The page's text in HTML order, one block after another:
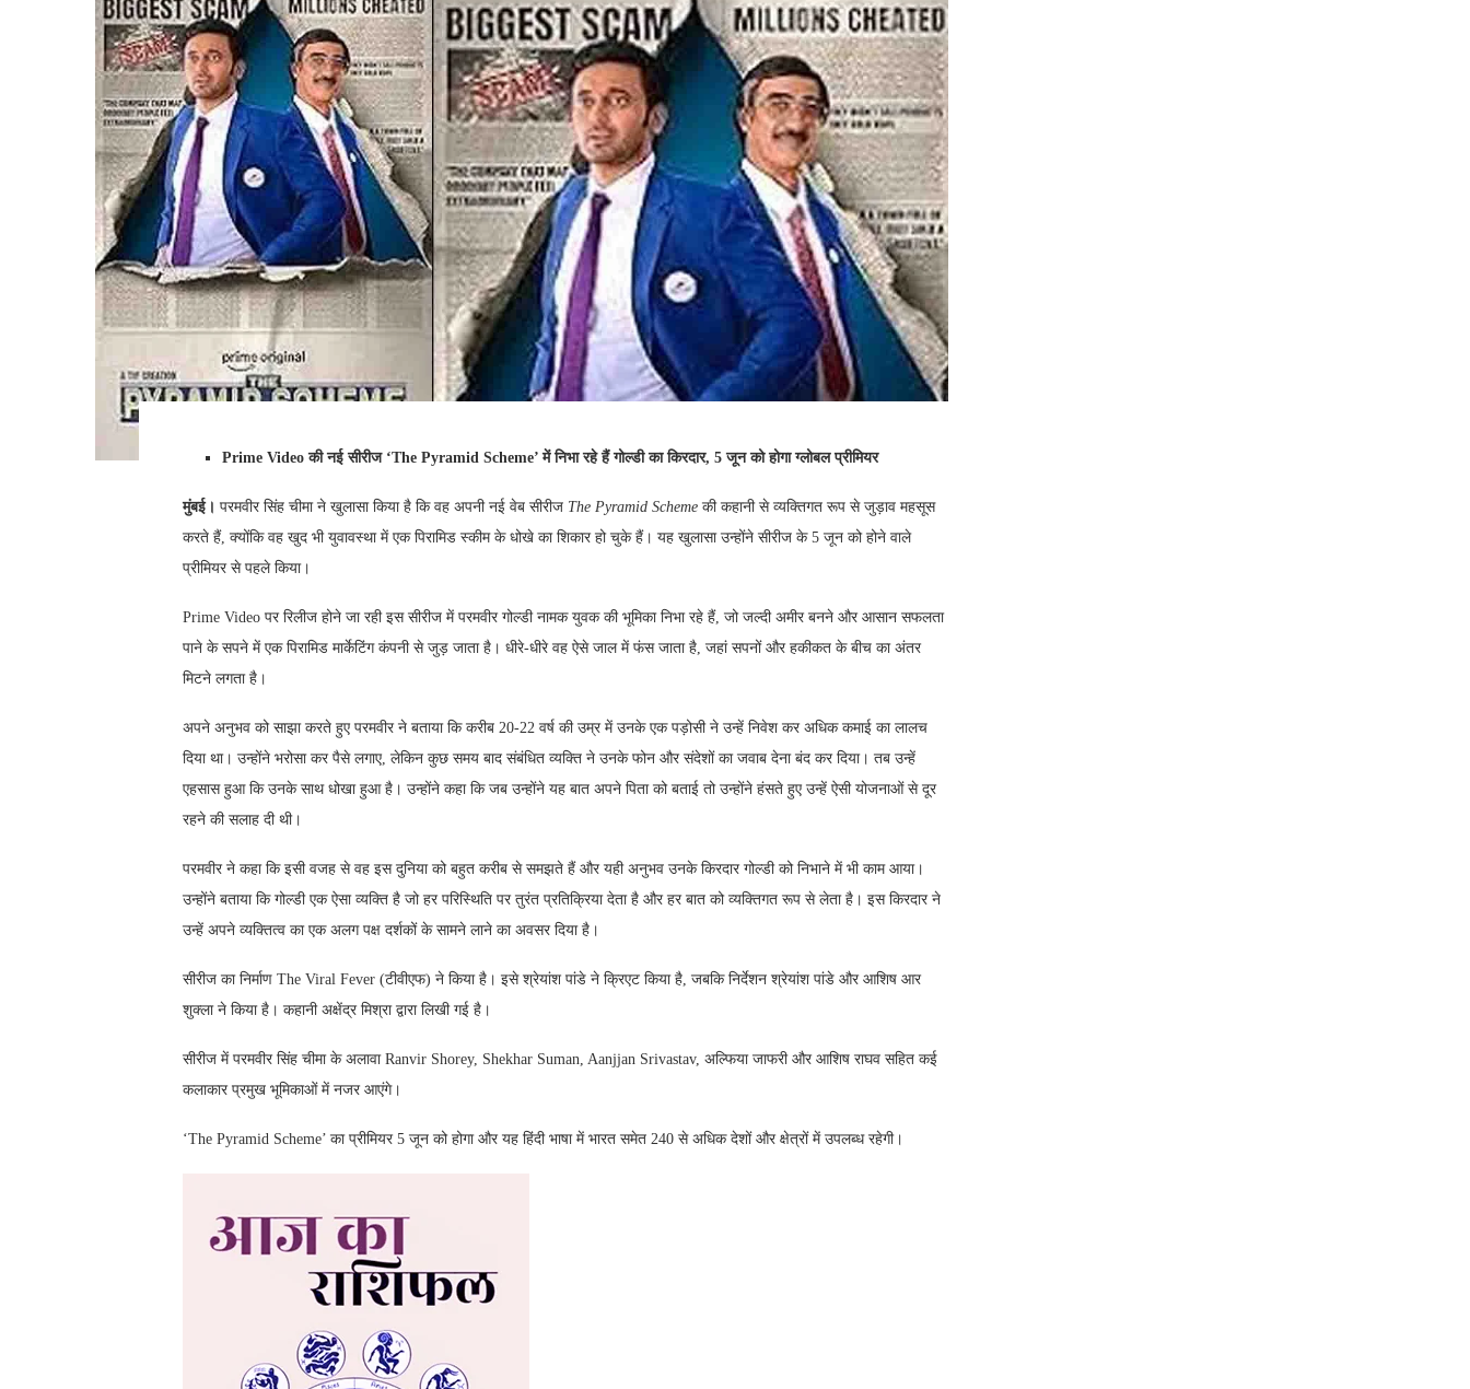
Prime Video की नई सीरीज ‘The Pyramid Scheme’ में निभा रहे हैं गोल्डी का किरदार, 5 जून को होगा ग्लोबल प्रीमियर
मुंबई। परमवीर सिंह चीमा ने खुलासा किया है कि वह अपनी नई वेब सीरीज The Pyramid Scheme की कहानी से व्यक्तिगत रूप से जुड़ाव महसूस
करते हैं, क्योंकि वह खुद भी युवावस्था में एक पिरामिड स्कीम के धोखे का शिकार हो चुके हैं। यह खुलासा उन्होंने सीरीज के 5 जून को होने वाले
प्रीमियर से पहले किया।
Prime Video पर रिलीज होने जा रही इस सीरीज में परमवीर गोल्डी नामक युवक की भूमिका निभा रहे हैं, जो जल्दी अमीर बनने और आसान सफलता
पाने के सपने में एक पिरामिड मार्केटिंग कंपनी से जुड़ जाता है। धीरे-धीरे वह ऐसे जाल में फंस जाता है, जहां सपनों और हकीकत के बीच का अंतर
मिटने लगता है।
अपने अनुभव को साझा करते हुए परमवीर ने बताया कि करीब 20-22 वर्ष की उम्र में उनके एक पड़ोसी ने उन्हें निवेश कर अधिक कमाई का लालच
दिया था। उन्होंने भरोसा कर पैसे लगाए, लेकिन कुछ समय बाद संबंधित व्यक्ति ने उनके फोन और संदेशों का जवाब देना बंद कर दिया। तब उन्हें
एहसास हुआ कि उनके साथ धोखा हुआ है। उन्होंने कहा कि जब उन्होंने यह बात अपने पिता को बताई तो उन्होंने हंसते हुए उन्हें ऐसी योजनाओं से दूर
रहने की सलाह दी थी।
परमवीर ने कहा कि इसी वजह से वह इस दुनिया को बहुत करीब से समझते हैं और यही अनुभव उनके किरदार गोल्डी को निभाने में भी काम आया।
उन्होंने बताया कि गोल्डी एक ऐसा व्यक्ति है जो हर परिस्थिति पर तुरंत प्रतिक्रिया देता है और हर बात को व्यक्तिगत रूप से लेता है। इस किरदार ने
उन्हें अपने व्यक्तित्व का एक अलग पक्ष दर्शकों के सामने लाने का अवसर दिया है।
सीरीज का निर्माण The Viral Fever (टीवीएफ) ने किया है। इसे श्रेयांश पांडे ने क्रिएट किया है, जबकि निर्देशन श्रेयांश पांडे और आशिष आर
शुक्ला ने किया है। कहानी अक्षेंद्र मिश्रा द्वारा लिखी गई है।
सीरीज में परमवीर सिंह चीमा के अलावा Ranvir Shorey, Shekhar Suman, Aanjjan Srivastav, अल्फिया जाफरी और आशिष राघव सहित कई
कलाकार प्रमुख भूमिकाओं में नजर आएंगे।
‘The Pyramid Scheme’ का प्रीमियर 5 जून को होगा और यह हिंदी भाषा में भारत समेत 240 से अधिक देशों और क्षेत्रों में उपलब्ध रहेगी।